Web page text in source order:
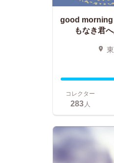
good morning
もなき君へ
コレクター
283人